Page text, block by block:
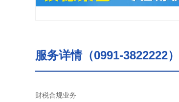
服务详情（0991-3822222）
财税合规业务